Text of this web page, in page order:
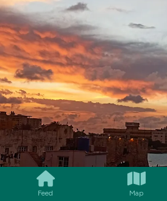
Feed Map
SMILES COMMENT